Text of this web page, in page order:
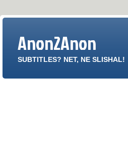
Anon2Anon
SUBTITLES? NET, NE SLISHAL!